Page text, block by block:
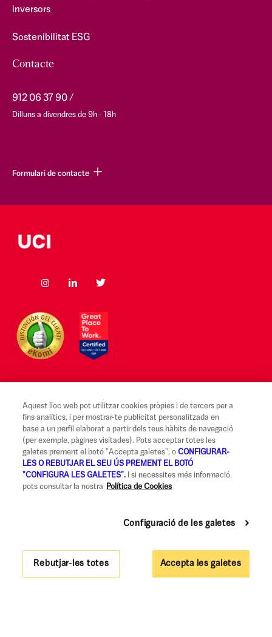
inversors
Sostenibilitat ESG
Contacte
912 06 37 90
Dilluns a divendres de 9h - 18h
Formulari de contacte
Avís legal i Condicions d'ús
Canal Alerta Ètica
Reclamacions
Codi de Bones Pràctiques
Govern Corporatiu i Política de Remuneracions
Aquest lloc web pot utilitzar cookies pròpies i de tercers per a
fins analítics, i per mostrar-te publicitat personalitzada en
base a un perfil elaborat a partir dels teus hàbits de navegació
(per exemple, pàgines visitades). Pots acceptar totes les
galetes prement el botó "Accepta galetes", oCONFIGURAR-
LES O REBUTJAR EL SEU ÚS PREMENT EL BOTÓ
"CONFIGURA LES GALETES". I si necessites més informació,
pots consultar la nostra
Política de Cookies
Accepta les galetes
Rebutjar-les totes
Configuració de les galetes